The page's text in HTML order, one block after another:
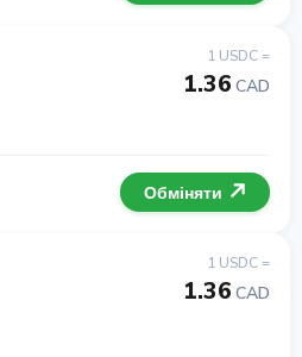
1 USDC =
1.36 CAD
Обміняти
1 USDC =
1.36 CAD